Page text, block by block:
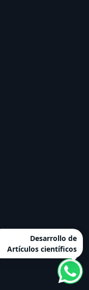
Desarrollo de
Artículos científicos